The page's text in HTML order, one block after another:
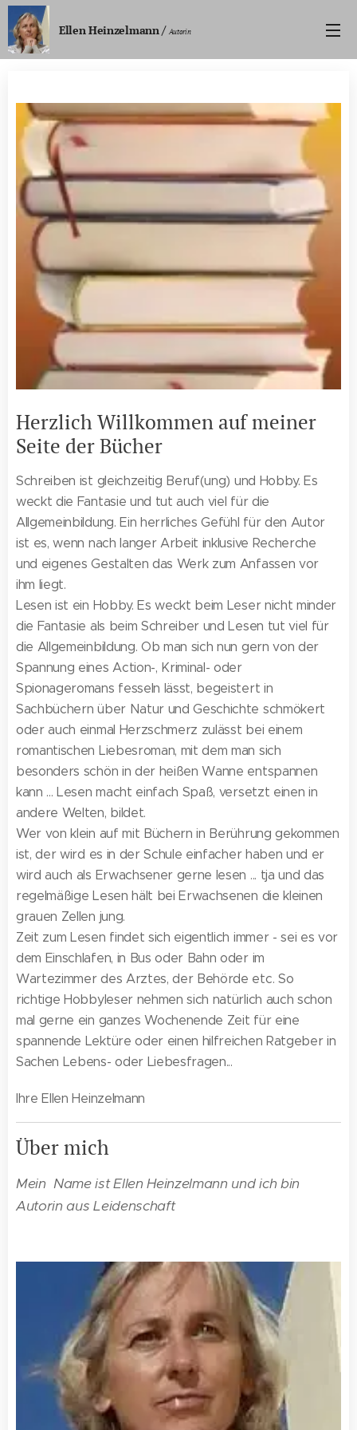
Ellen Heinzelmann/ Autorin
Herzlich Willkommen auf meiner
Seite der Bücher
Schreiben ist gleichzeitig Beruf(ung) und Hobby. Es
weckt die Fantasie und tut auch viel für die
Allgemeinbildung. Ein herrliches Gefühl für den Autor
ist es, wenn nach langer Arbeit inklusive Recherche
und eigenes Gestalten das Werk zum Anfassen vor
ihm liegt.
Lesen ist ein Hobby. Es weckt beim Leser nicht minder
die Fantasie als beim Schreiber und Lesen tut viel für
die Allgemeinbildung. Ob man sich nun gern von der
Spannung eines Action-, Kriminal- oder
Spionageromans fesseln lässt, begeistert in
Sachbüchern über Natur und Geschichte schmökert
oder auch einmal Herzschmerz zulässt bei einem
romantischen Liebesroman, mit dem man sich
besonders schön in der heißen Wanne entspannen
kann ... Lesen macht einfach Spaß, versetzt einen in
andere Welten, bildet.
Wer von klein auf mit Büchern in Berührung gekommen
ist, der wird es in der Schule einfacher haben und er
wird auch als Erwachsener gerne lesen ... tja und das
regelmäßige Lesen hält bei Erwachsenen die kleinen
grauen Zellen jung.
Zeit zum Lesen findet sich eigentlich immer - sei es vor
dem Einschlafen, in Bus oder Bahn oder im
Wartezimmer des Arztes, der Behörde etc. So
richtige Hobbyleser nehmen sich natürlich auch schon
mal gerne ein ganzes Wochenende Zeit für eine
spannende Lektüre oder einen hilfreichen Ratgeber in
Sachen Lebens- oder Liebesfragen...
Ihre Ellen Heinzelmann
Über mich
Mein Name ist Ellen Heinzelmann und ich bin
Autorin aus Leidenschaft